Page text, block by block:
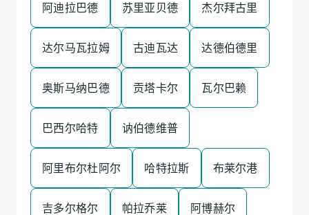
阿迪拉巴德 苏里亚贝德 杰尔拜古里
达尔马瓦拉姆 古迪瓦达 达德伯德里
奥斯马纳巴德 贡塔卡尔 瓦尔巴赖
巴西尔哈特 讷伯德维普
阿里布尔杜阿尔 哈特拉斯 布莱尔港
吉多尔格尔 帕拉乔莱 阿博赫尔